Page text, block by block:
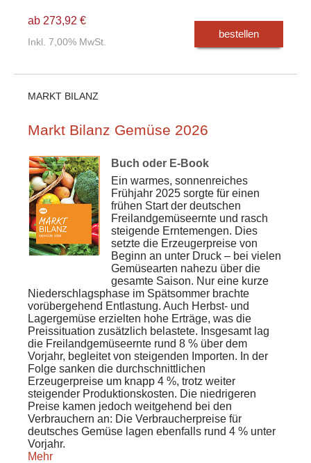
ab 273,92 €
Inkl. 7,00% MwSt.
bestellen
MARKT BILANZ
Markt Bilanz Gemüse 2026
Buch oder E-Book
Ein warmes, sonnenreiches
Frühjahr 2025 sorgte für einen
frühen Start der deutschen
Freilandgemüseernte und rasch
steigende Erntemengen. Dies
setzte die Erzeugerpreise von
Beginn an unter Druck – bei vielen
Gemüsearten nahezu über die
gesamte Saison. Nur eine kurze
Niederschlagsphase im Spätsommer brachte
vorübergehend Entlastung. Auch Herbst- und
Lagergemüse erzielten hohe Erträge, was die
Preissituation zusätzlich belastete. Insgesamt lag
die Freilandgemüseernte rund 8 % über dem
Vorjahr, begleitet von steigenden Importen. In der
Folge sanken die durchschnittlichen
Erzeugerpreise um knapp 4 %, trotz weiter
steigender Produktionskosten. Die niedrigeren
Preise kamen jedoch weitgehend bei den
Verbrauchern an: Die Verbraucherpreise für
deutsches Gemüse lagen ebenfalls rund 4 % unter
Vorjahr.
Mehr